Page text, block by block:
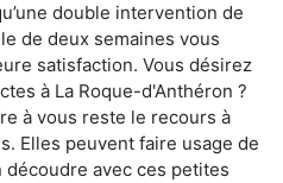
double intervention de
de deux semaines vous
satisfaction. Vous désirez
à La Roque-d'Anthéron ?
à vous reste le recours à
Elles peuvent faire usage de
avec ces petites